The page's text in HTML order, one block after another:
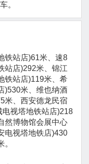
。
铁站店)61米、速8
站店)292米、锦江
铁站店)119米、希
)530米、维也纳酒
米、西安德龙民宿
视塔地铁站店)218
然博物馆会展中心
电视塔地铁店)430